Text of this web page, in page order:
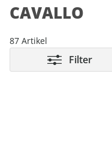
CAVALLO
87 Artikel
Filter